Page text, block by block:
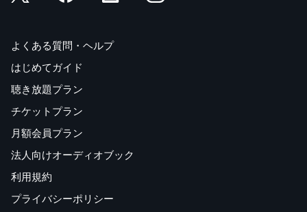
よくある質問・ヘルプ
はじめてガイド
聴き放題プラン
チケットプラン
月額会員プラン
法人向けオーディオブック
利用規約
プライバシーポリシー